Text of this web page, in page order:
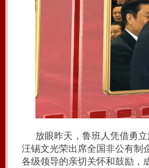
放眼昨天，鲁班人凭借勇
汪锡文光荣出席全国非公有制
各级领导的亲切关怀和鼓励，